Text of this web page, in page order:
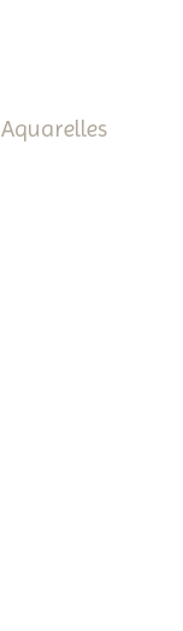
Aquarelles